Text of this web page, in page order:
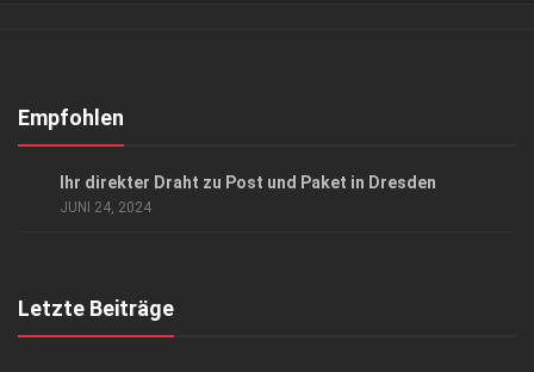
Kontakt, Impressum
Empfohlen
Ihr direkter Draht zu Post und Paket in Dresden
JUNI 24, 2024
Letzte Beiträge